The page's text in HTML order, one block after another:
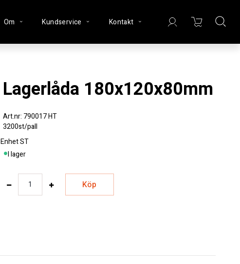
Om Kundservice Kontakt
Lagerlåda 180x120x80mm
790017 HT
3200st/pall
EnhetST
I lager
Köp